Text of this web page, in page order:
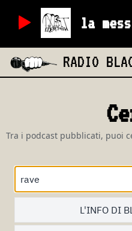
la
RADIO
Tra i podcast pubblicati, puoi
L'INFO DI